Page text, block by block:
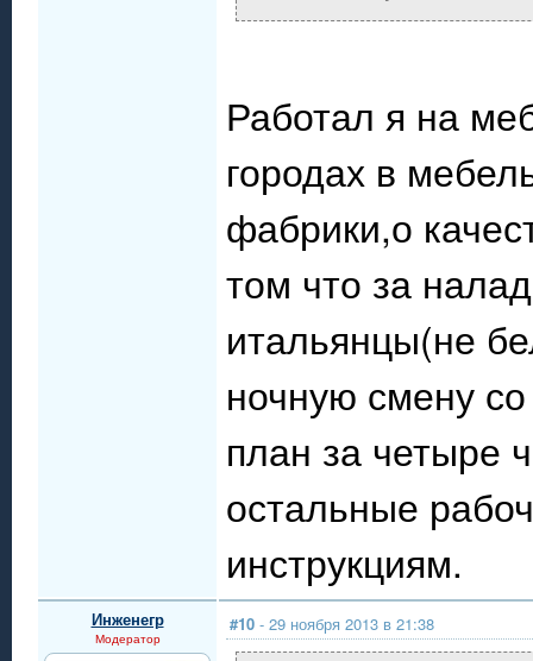
Работал я на
городах в
фабрики,о
том что за
итальянцы(не
ночную смену
план за четыре
остальные
инструкциям.
Инженегр
Модератор
#10 - 29 ноября 2013 в 21:38